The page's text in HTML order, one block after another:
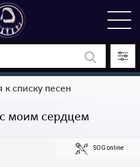
к списку песен
моим сердцем
SOG online